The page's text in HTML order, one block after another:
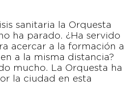
sanitaria la Orquesta
ha parado. ¿Ha servido
acercar a la formación a
a la misma distancia?
mucho. La Orquesta ha
la ciudad en esta